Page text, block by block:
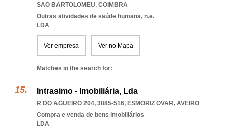
SAO BARTOLOMEU, COIMBRA
Outras atividades de saúde humana, n.e.
LDA
Ver empresa Ver no Mapa
Matches in the search for:
Intrasimo - Imobiliária, Lda
R DO AGUEIRO 204, 3885-516, ESMORIZ OVAR, AVEIRO
Compra e venda de bens imobiliários
LDA